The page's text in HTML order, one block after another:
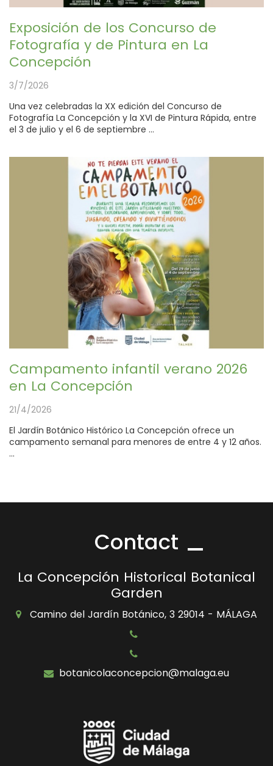
Exposición de los Concurso de
Fotografía y de Pintura en La
Concepción
3/7/2026
Una vez celebradas la XX edición del Concurso de
Fotografía La Concepción y la XVI de Pintura Rápida, entre
el 3 de julio y el 6 de septiembre ...
Campamento infantil verano 2026
en La Concepción
21/4/2026
El Jardín Botánico Histórico La Concepción ofrece un
campamento semanal para menores de entre 4 y 12 años.
...
Contact
La Concepción Historical Botanical
Garden
Camino del Jardín Botánico, 3 29014 - MÁLAGA
botanicolaconcepcion@malaga.eu
de
facebook
twitter
Instagram
Otras
Redes